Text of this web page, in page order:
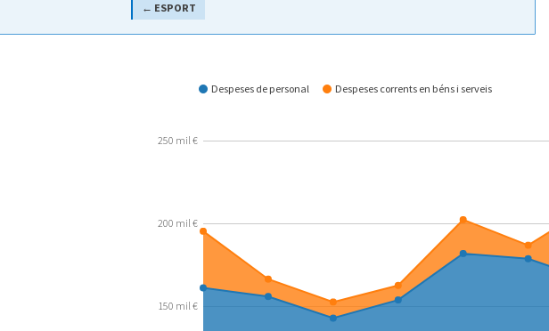
← ESPORT
Despeses de personal Despeses corrents en béns i serveis
150 mil €
200 mil €
250 mil €